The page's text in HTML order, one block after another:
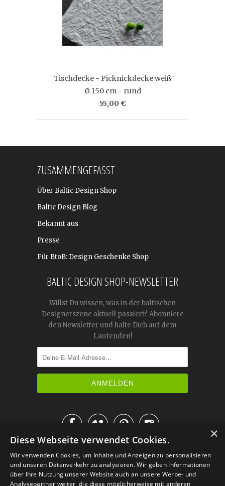
Tischdecke - Picknickdecke weiß
Ø 150 cm - rund
55,00 €
ZUSAMMENGEFASST
Über Baltic Design Shop
Baltic Design Blog
Bekannt aus
Presse
Für BtoB: Design Geschenke Shop
BALTIC DESIGN SHOP-NEWSLETTER
Willst Du wissen, was in der baltischen
Designerszene aktuell passiert? Abonniere
den Newsletter und halte Dich auf dem
Laufenden!

IM KATALOG BLÄTTERN
×
Diese Webseite verwendet Cookies.
Wir verwenden Cookies, um Inhalte und Anzeigen zu personalisieren
und unseren Datenverkehr zu analysieren. Wir geben Informationen
über Ihre Nutzung unserer Website auch an unsere Werbe- und
Analysepartner weiter, die diese möglicherweise mit anderen